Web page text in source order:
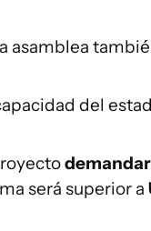
asamblea
del
será superior a